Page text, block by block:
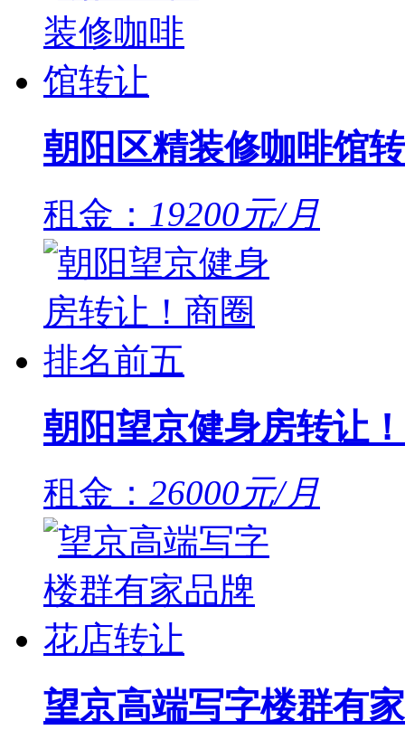
朝阳区精装修咖啡馆
租金： 19200元/月
朝阳望京健身房转让
租金： 26000元/月
望京高端写字楼群有